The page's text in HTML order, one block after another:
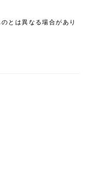
とは異なる場合があり